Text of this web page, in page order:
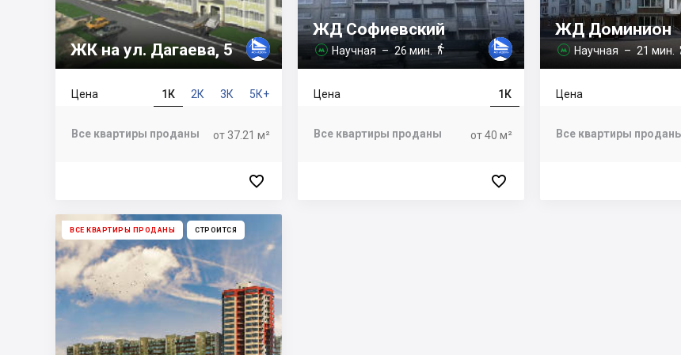
ЖК на ул. Дагаева, 5
1К 2К 3К 5К+
Цена
от 37.21 м²
Все квартиры проданы

ЖД Софиевский
 Научная– 26 мин. 
1К
Цена
от 40 м²
Все квартиры проданы

ЖД Доминион
 Научная – 21 мин.
Цена
Все квартиры
ВСЕ КВАРТИРЫ ПРОДАНЫ СТРОИТСЯ